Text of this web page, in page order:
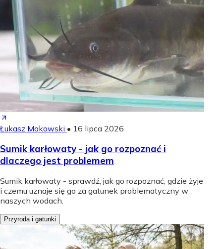
Łukasz Makowski • 16 lipca 2026
Sumik karłowaty - jak go rozpoznać i
dlaczego jest problemem
Sumik karłowaty - sprawdź, jak go rozpoznać, gdzie żyje
i czemu uznaje się go za gatunek problematyczny w
naszych wodach.
Przyroda i gatunki